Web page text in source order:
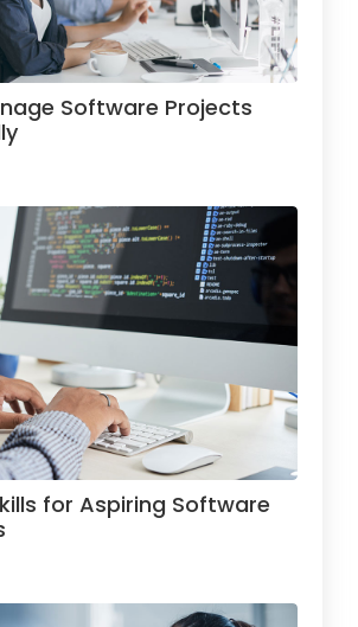
Software Projects
for Aspiring Software